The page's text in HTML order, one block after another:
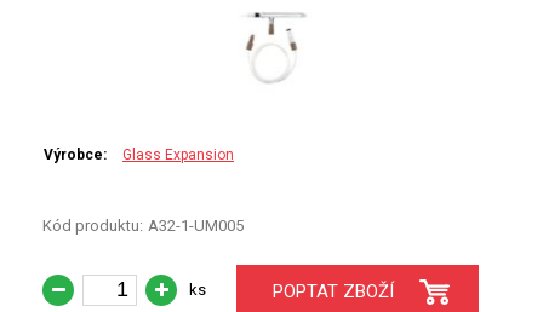
Výrobce: Glass Expansion
Kód produktu: A32-1-UM005
ks POPTAT ZBOŽÍ